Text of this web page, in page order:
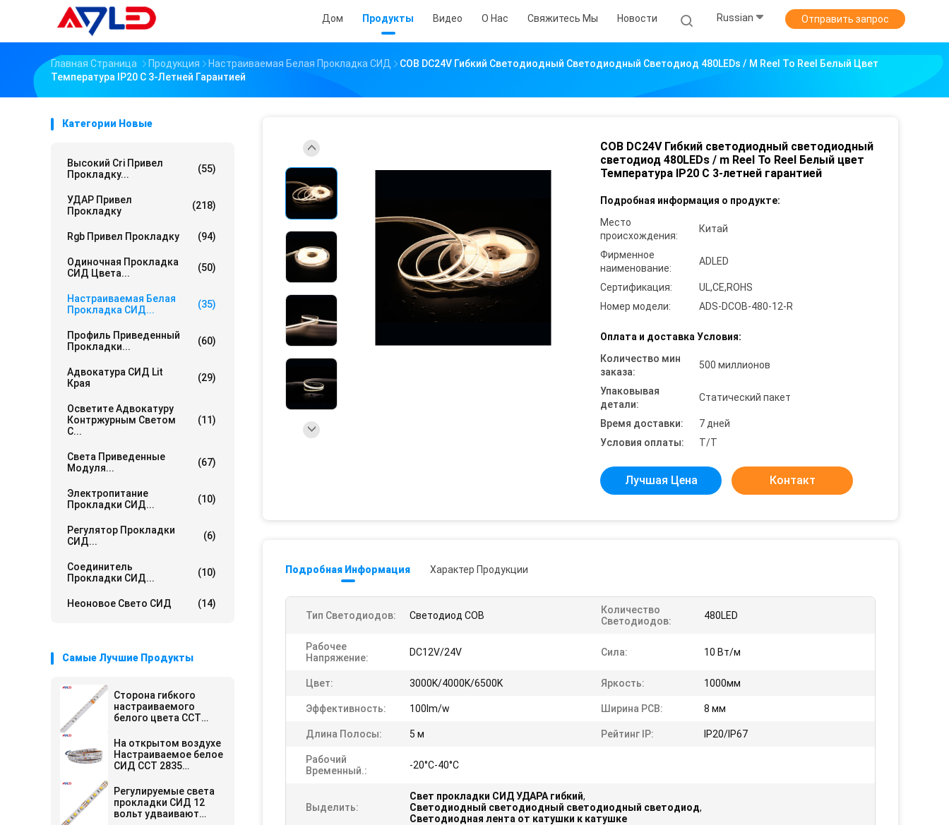
Дом Продукты Видео О Нас Свяжитесь Мы Новости Russian Отправить запрос
Главная Страница Продукция Настраиваемая Белая Прокладка СИД
COB DC24V Гибкий Светодиодный Светодиодный Светодиод 480LEDs / M Reel To Reel Белый Цвет
Температура IP20 С 3-Летней Гарантией
Категории Новые
Высокий Cri Привел
Прокладку...
(55)
УДАР Привел
Прокладку
(218)
Rgb Привел Прокладку (94)
Одиночная Прокладка
СИД Цвета...
(50)
Настраиваемая Белая
Прокладка СИД...
(35)
Профиль Приведенный
Прокладки...
(60)
Адвокатура СИД Lit
Края
(29)
Осветите Адвокатуру
Контржурным Светом
С...
(11)
Света Приведенные
Модуля...
(67)
Электропитание
Прокладки СИД...
(10)
Регулятор Прокладки
СИД...
(6)
Соединитель
Прокладки СИД...
(10)
Неоновое Свето СИД (14)
Самые Лучшие Продукты
Сторона гибкого
настраиваемого
белого цвета CCT
изменяя испуская 315
24V для лестниц
На открытом воздухе
Настраиваемое белое
СИД CCT 2835
прокладки СИД
Addressable на метр
Регулируемые света
прокладки СИД 12
вольт удваивают
COB DC24V Гибкий светодиодный светодиодный
светодиод 480LEDs / m Reel To Reel Белый цвет
Температура IP20 С 3-летней гарантией
Подробная информация о продукте:
Место
происхождения:
Китай
Фирменное
наименование:
ADLED
Сертификация:
UL,CE,ROHS
Номер модели:
ADS-DCOB-480-12-R
Оплата и доставка Условия:
Количество мин
заказа:
500 миллионов
Упаковывая
детали:
Статический пакет
Время доставки:
7 дней
Условия оплаты:
T/T
Лучшая Цена Контакт
Подробная Информация Характер Продукции
Тип Светодиодов: Светодиод COB
Количество
Светодиодов:
480LED
Рабочее
Напряжение:
DC12V/24V Сила: 10 Вт/м
Цвет: 3000K/4000K/6500K Яркость: 1000мм
Эффективность: 100lm/w Ширина PCB: 8 мм
Длина Полосы: 5 м Рейтинг IP: IP20/IP67
Рабочий
Временный.:
-20°C-40°C
Выделить:
Свет прокладки СИД УДАРА гибкий,
Светодиодный светодиодный светодиодный светодиод,
Светодиодная лента от катушки к катушке